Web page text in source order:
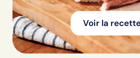
Voir la